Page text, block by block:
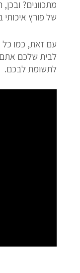
מתכוונים?
של פורץ
עם זאת, כמו כל
לבית שלכם אתם
לתשומת לבכם.